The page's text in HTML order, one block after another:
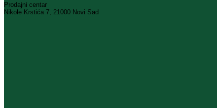
Prodajni centar
Nikole Krstića 7, 21000 Novi Sad